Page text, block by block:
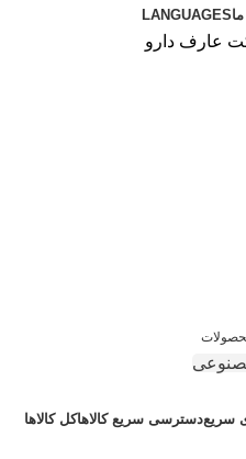
LANGUAGES
سریعدسترسی سریع کالاهاکل کالاها